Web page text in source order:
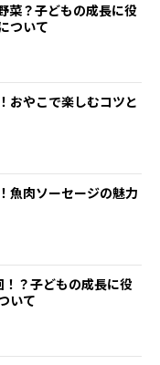
菜？子どもの成長に役
ついて
おやこで楽しむコツと
魚肉ソーセージの魅力
？子どもの成長に役
いて